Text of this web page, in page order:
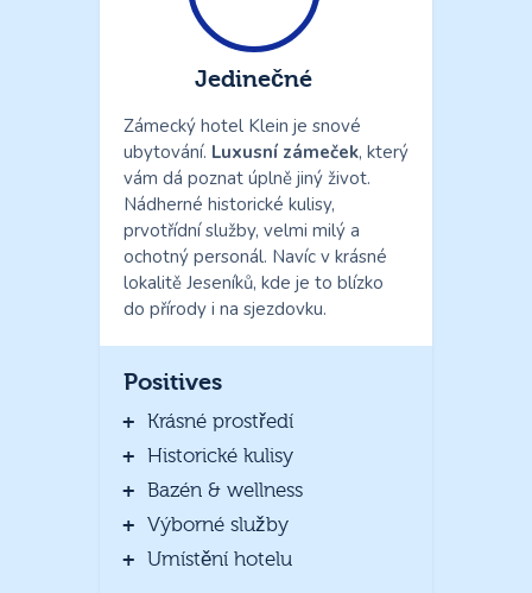
Jedinečné
Zámecký hotel Klein je snové
ubytování. Luxusní zámeček, který
vám dá poznat úplně jiný život.
Nádherné historické kulisy,
prvotřídní služby, velmi milý a
ochotný personál. Navíc v krásné
lokalitě Jeseníků, kde je to blízko
do přírody i na sjezdovku.
Positives
Krásné prostředí
Historické kulisy
Bazén & wellness
Výborné služby
Umístění hotelu